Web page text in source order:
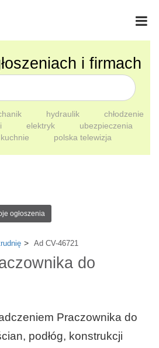
i firmach
hydraulik
chłodzenie
elektryk
ubezpieczenia
kuchnie polska telewizja
ogłoszenia
Ad CV-46721
do
Praczownika do
podłóg, konstrukcji